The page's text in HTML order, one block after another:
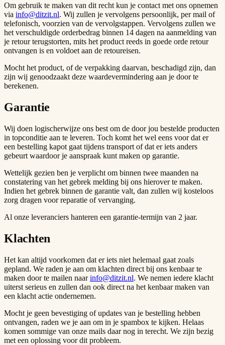
Om gebruik te maken van dit recht kun je contact met ons opnemen
via info@ditzit.nl. Wij zullen je vervolgens persoonlijk, per mail of
telefonisch, voorzien van de vervolgstappen. Vervolgens zullen we
het verschuldigde orderbedrag binnen 14 dagen na aanmelding van
je retour terugstorten, mits het product reeds in goede orde retour
ontvangen is en voldoet aan de retoureisen.
Mocht het product, of de verpakking daarvan, beschadigd zijn, dan
zijn wij genoodzaakt deze waardevermindering aan je door te
berekenen.
Garantie
Wij doen logischerwijze ons best om de door jou bestelde producten
in topconditie aan te leveren. Toch komt het wel eens voor dat er
een bestelling kapot gaat tijdens transport of dat er iets anders
gebeurt waardoor je aanspraak kunt maken op garantie.
Wettelijk gezien ben je verplicht om binnen twee maanden na
constatering van het gebrek melding bij ons hierover te maken.
Indien het gebrek binnen de garantie valt, dan zullen wij kosteloos
zorg dragen voor reparatie of vervanging.
Al onze leveranciers hanteren een garantie-termijn van 2 jaar.
Klachten
Het kan altijd voorkomen dat er iets niet helemaal gaat zoals
gepland. We raden je aan om klachten direct bij ons kenbaar te
maken door te mailen naarinfo@ditzit.nl. We nemen iedere klacht
uiterst serieus en zullen dan ook direct na het kenbaar maken van
een klacht actie ondernemen.
Mocht je geen bevestiging of updates van je bestelling hebben
ontvangen, raden we je aan om in je spambox te kijken. Helaas
komen sommige van onze mails daar nog in terecht. We zijn bezig
met een oplossing voor dit probleem.